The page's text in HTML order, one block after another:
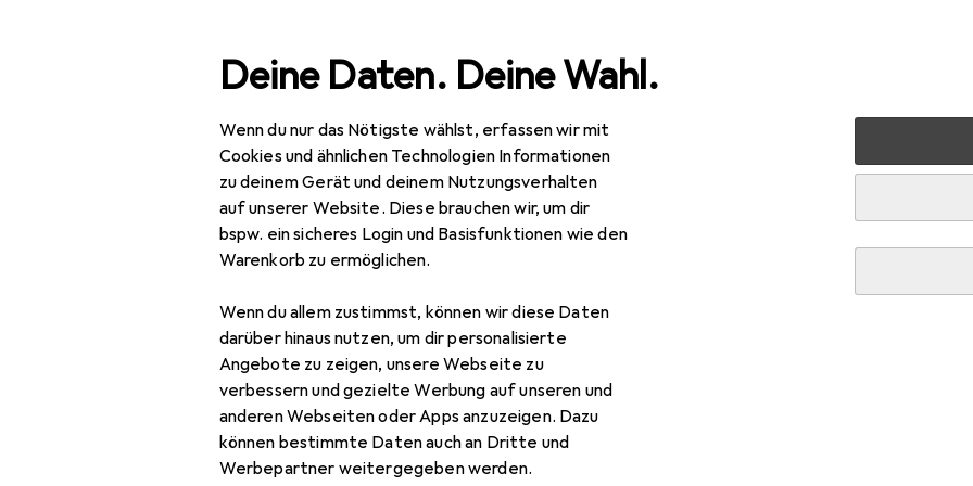
Deine Daten. Deine Wahl.
Wenn du nur das Nötigste wählst, erfassen wir mit
Cookies und ähnlichen Technologien Informationen
zu deinem Gerät und deinem Nutzungsverhalten
auf unserer Website. Diese brauchen wir, um dir
bspw. ein sicheres Login und Basisfunktionen wie den
Warenkorb zu ermöglichen.
Wenn du allem zustimmst, können wir diese Daten
darüber hinaus nutzen, um dir personalisierte
Angebote zu zeigen, unsere Webseite zu
verbessern und gezielte Werbung auf unseren und
anderen Webseiten oder Apps anzuzeigen. Dazu
können bestimmte Daten auch an Dritte und
Werbepartner weitergegeben werden.
Navigation nach KategorienGesamtsortiment Baumarkt + Garten Gartenbau + Technik